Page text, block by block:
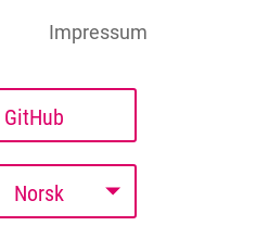
Impressum
GitHub
Norsk